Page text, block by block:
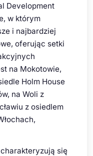
Development
w którym
i najbardziej
oferując setki
na Mokotowie,
Holm House
na Woli z
z osiedlem
się